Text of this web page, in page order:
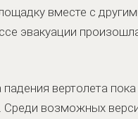
вместе с
эвакуации
вертолета пока
Среди возможных